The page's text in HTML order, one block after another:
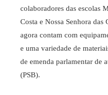
colaboradores das escolas
Costa e Nossa Senhora das
agora contam com
e uma variedade de
de emenda parlamentar de
(PSB).